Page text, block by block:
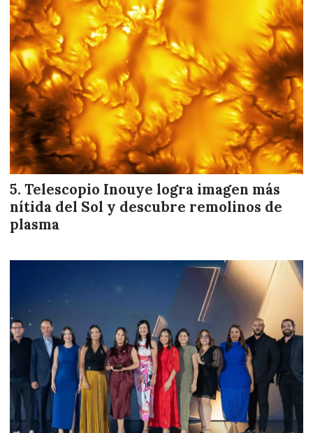
Telescopio Inouye logra imagen más
nítida del Sol y descubre remolinos de
plasma